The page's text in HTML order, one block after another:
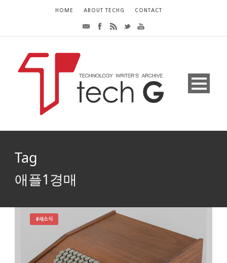
HOME ABOUT TECHG CONTACT
Tag
애플1경매
#새소식